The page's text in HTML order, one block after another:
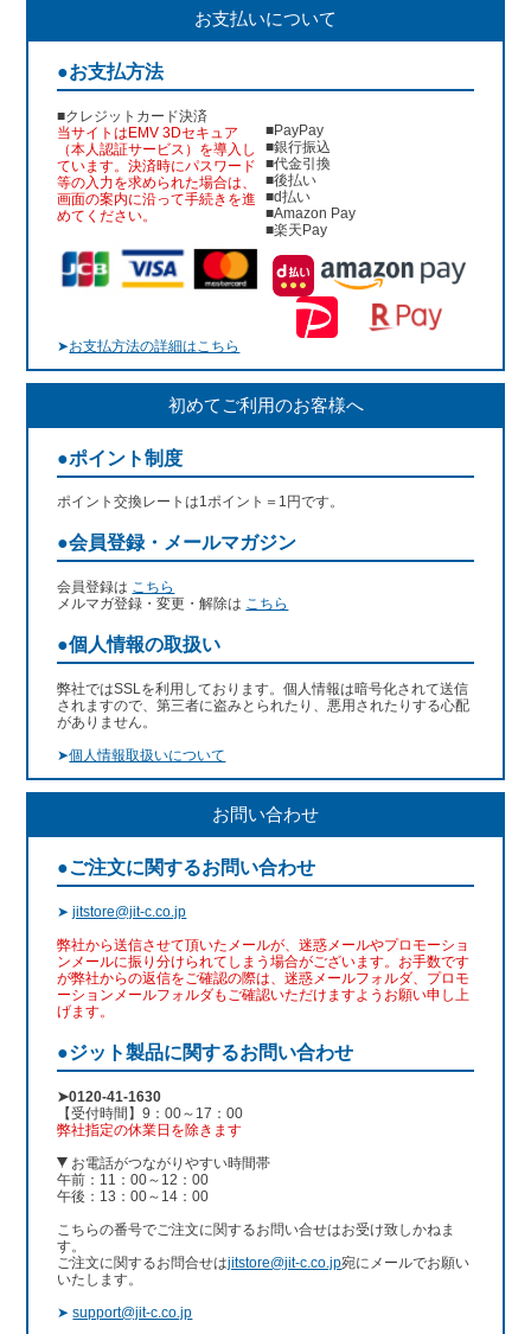
お支払いについて
●お支払方法
■クレジットカード決済
当サイトはEMV 3Dセキュア
（本人認証サービス）を導入し
ています。決済時にパスワード
等の入力を求められた場合は、
画面の案内に沿って手続きを進
めてください。
■PayPay
■銀行振込
■代金引換
■後払い
■d払い
■Amazon Pay
■楽天Pay
➤お支払方法の詳細はこちら
初めてご利用のお客様へ
●ポイント制度
ポイント交換レートは1ポイント＝1円です。
●会員登録・メールマガジン
会員登録は こちら
メルマガ登録・変更・解除は こちら
●個人情報の取扱い
弊社ではSSLを利用しております。個人情報は暗号化されて送信
されますので、第三者に盗みとられたり、悪用されたりする心配
がありません。
➤個人情報取扱いについて
お問い合わせ
●ご注文に関するお問い合わせ
➤jitstore@jit-c.co.jp
弊社から送信させて頂いたメールが、迷惑メールやプロモーショ
ンメールに振り分けられてしまう場合がございます。お手数です
が弊社からの返信をご確認の際は、迷惑メールフォルダ、プロモ
ーションメールフォルダもご確認いただけますようお願い申し上
げます。
●ジット製品に関するお問い合わせ
➤0120-41-1630
【受付時間】9：00～17：00
弊社指定の休業日を除きます
お電話がつながりやすい時間帯
午前：11：00～12：00
午後：13：00～14：00
こちらの番号でご注文に関するお問い合せはお受け致しかねま
す。
ご注文に関するお問合せはjitstore@jit-c.co.jp宛にメールでお願い
いたします。
➤support@jit-c.co.jp